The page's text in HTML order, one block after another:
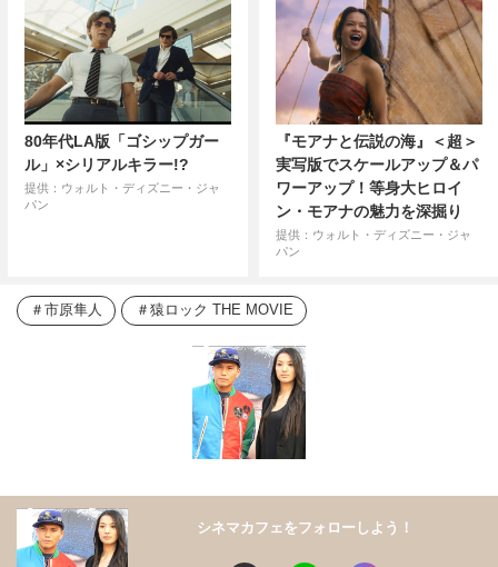
80年代LA版「ゴシップガー
ル」×シリアルキラー!?
提供：ウォルト・ディズニー・ジャ
パン
『モアナと伝説の海』＜超＞
実写版でスケールアップ＆パ
ワーアップ！等身大ヒロイ
ン・モアナの魅力を深掘り
提供：ウォルト・ディズニー・ジャ
パン
市原隼人 猿ロック THE MOVIE
シネマカフェをフォローしよう！